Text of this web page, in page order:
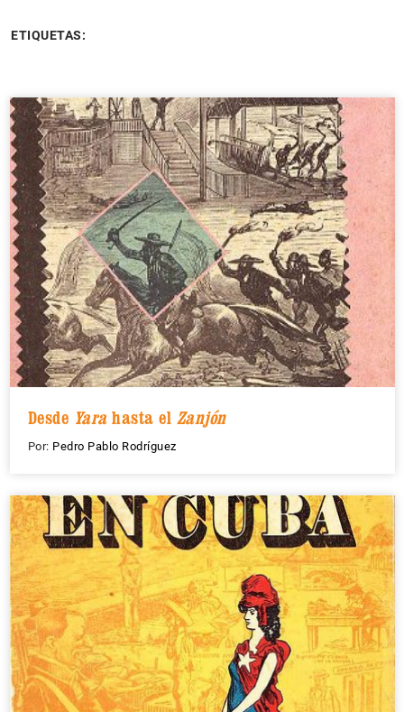
ETIQUETAS:
Desde Yarahasta el Zanjón
Por: Pedro Pablo Rodríguez